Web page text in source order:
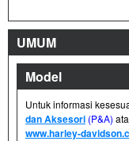
UMUM
Model
Untuk informasi
dan Aksesori (P&A)
www.harley-